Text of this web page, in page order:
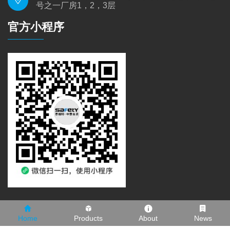
号之一厂房1，2，3层
官方小程序
Home Products About News